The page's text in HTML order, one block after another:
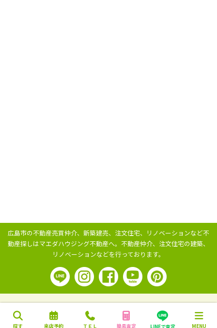
探す 来店予約 ＴＥＬ 簡易査定 LINEで査定 MENU
広島市の不動産売買仲介、新築建売、注文住宅、リノベーションなど不
動産探しはマエダハウジング不動産へ。 不動産仲介、注文住宅の建築、
リノベーションなどを行っております。